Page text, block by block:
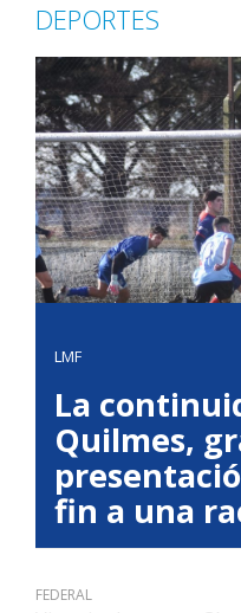
DEPORTES
LMF
La
Quilmes,
fin a una
FEDERAL